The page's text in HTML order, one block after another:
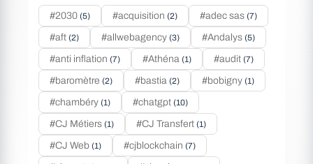
#2030 (5) #acquisition (2) #adec sas (7)
#aft (2) #allwebagency (3) #Andalys (5)
#anti inflation (7) #Athéna (1) #audit (7)
#baromètre (2) #bastia (2) #bobigny (1)
#chambéry (1) #chatgpt (10)
#CJ Métiers (1) #CJ Transfert (1)
#CJ Web (1) #cjblockchain (7)